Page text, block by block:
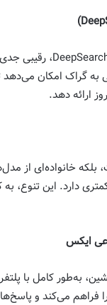
گراک امکان می‌دهد
ارائه دهد.
دارد. این تنوع،
پیشین، به‌طور کامل
فراهم می‌کند و